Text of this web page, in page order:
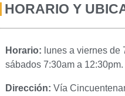
HORARIO Y
Horario: lunes a viernes de
sábados 7:30am a 12:30pm.
Dirección: Vía